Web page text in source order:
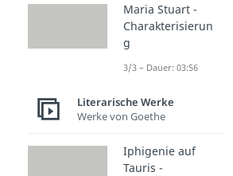
Das
seine ländliche
die Stadt Lucca
er denSänger
Maria Stuart -
Charakterisierun
g
3/3 – Dauer: 03:56
Literarische Werke
Werke von Goethe
Iphigenie auf
Tauris -